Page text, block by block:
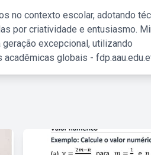
no contexto escolar, adotando
por criatividade e entusiasmo.
excepcional, utilizando
globais -